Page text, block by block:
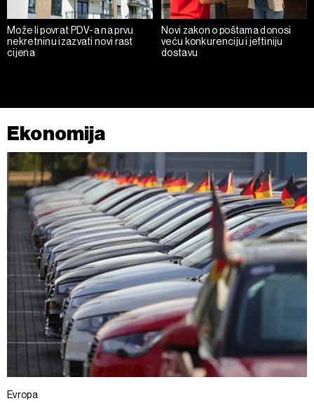
Može li povrat PDV-a na prvu
nekretninu izazvati novi rast
cijena
Novi zakon o poštama donosi
veću konkurenciju i jeftiniju
dostavu
Ekonomija
Evropa